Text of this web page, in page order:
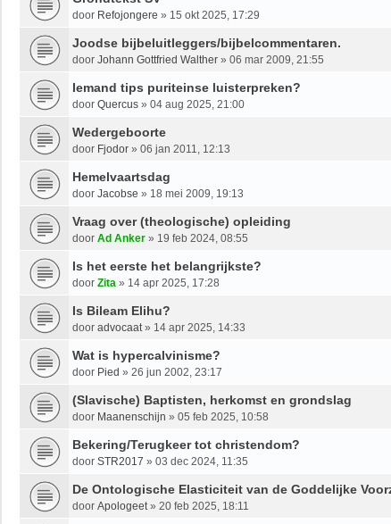
door Refojongere » 15 okt 2025, 17:29
Joodse bijbeluitleggers/bijbelcommentaren.
door Johann Gottfried Walther » 06 mar 2009, 21:55
Iemand tips puriteinse luisterpreken?
door Quercus » 04 aug 2025, 21:00
Wedergeboorte
door Fjodor » 06 jan 2011, 12:13
Hemelvaartsdag
door Jacobse » 18 mei 2009, 19:13
Vraag over (theologische) opleiding
door Ad Anker » 19 feb 2024, 08:55
Is het eerste het belangrijkste?
door Zita » 14 apr 2025, 17:28
Is Bileam Elihu?
door advocaat» 14 apr 2025, 14:33
Wat is hypercalvinisme?
door Pied » 26 jun 2002, 23:17
(Slavische) Baptisten, herkomst en grondslag
door Maanenschijn » 05 feb 2025, 10:58
Bekering/Terugkeer tot christendom?
door STR2017 » 03 dec 2024, 11:35
De Ontologische Elasticiteit van de Goddelijke
door Apologeet» 20 feb 2025, 18:11